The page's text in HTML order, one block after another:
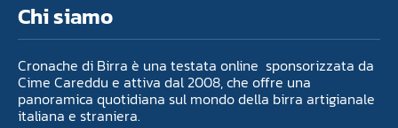
Chi siamo
Cronache di Birra è una testata online sponsorizzata da
Cime Careddu e attiva dal 2008, che offre una
panoramica quotidiana sul mondo della birra artigianale
italiana e straniera.